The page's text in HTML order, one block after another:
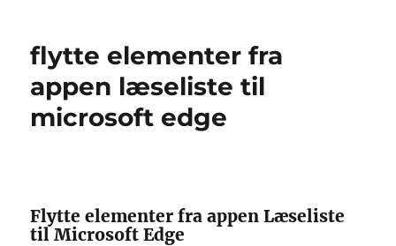
flytte elementer fra
appen læseliste til
microsoft edge
Flytte elementer fra appen Læseliste
til Microsoft Edge